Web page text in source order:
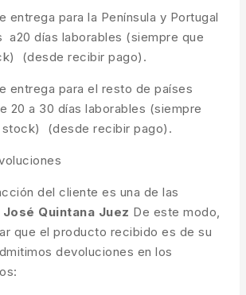
entrega para la Península y Portugal
a20 días laborables (siempre que
(desde recibir pago).
entrega para el resto de países
20 a 30 días laborables (siempre
stock) (desde recibir pago).
del cliente es una de las
José Quintana Juez De este modo,
que el producto recibido es de su
devoluciones en los